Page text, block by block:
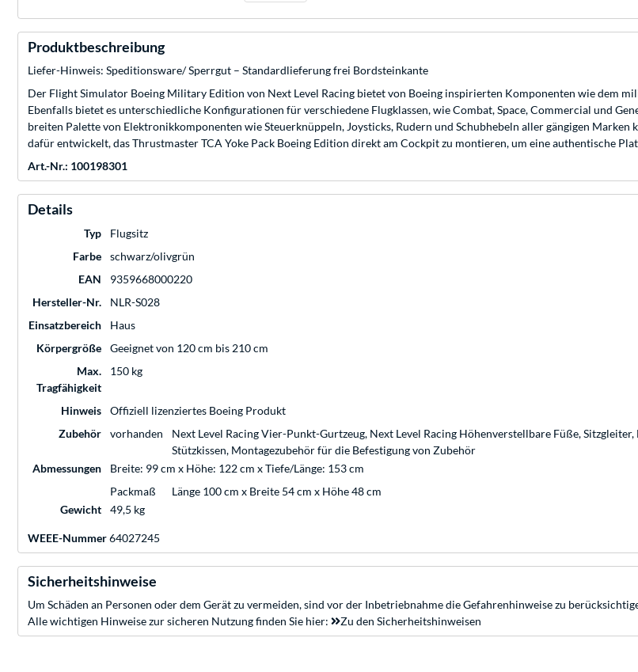
Produktbeschreibung
Liefer-Hinweis: Speditionsware/ Sperrgut – Standardlieferung frei Bordsteinkante
Der Flight Simulator Boeing Military Edition von Next Level Racing bietet von Boeing inspirierten Komponenten wie dem
Ebenfalls bietet es unterschiedliche Konfigurationen für verschiedene Flugklassen, wie Combat, Space, Commercial und
breiten Palette von Elektronikkomponenten wie Steuerknüppeln, Joysticks, Rudern und Schubhebeln aller gängigen
dafür entwickelt, das Thrustmaster TCA Yoke Pack Boeing Edition direkt am Cockpit zu montieren, um eine authentische
Art.-Nr.: 100198301
Details
Typ
Flugsitz
Farbe
schwarz/olivgrün
EAN
9359668000220
Hersteller-Nr.
NLR-S028
Einsatzbereich
Haus
Körpergröße
Geeignet von 120 cm bis 210 cm
Max.
Tragfähigkeit
150 kg
Hinweis
Offiziell lizenziertes Boeing Produkt
Zubehör
vorhanden
Next Level Racing Vier-Punkt-Gurtzeug, Next Level Racing Höhenverstellbare Füße,
Stützkissen, Montagezubehör für die Befestigung von Zubehör
Abmessungen
Breite: 99 cm x Höhe: 122 cm x Tiefe/Länge: 153 cm
Packmaß
Länge 100 cm x Breite 54 cm x Höhe 48 cm
Gewicht
49,5 kg
WEEE-Nummer64027245
Sicherheitshinweise
Um Schäden an Personen oder dem Gerät zu vermeiden, sind vor der Inbetriebnahme die Gefahrenhinweise zu
Alle wichtigen Hinweise zur sicheren Nutzung finden Sie hier:
Zu den Sicherheitshinweisen